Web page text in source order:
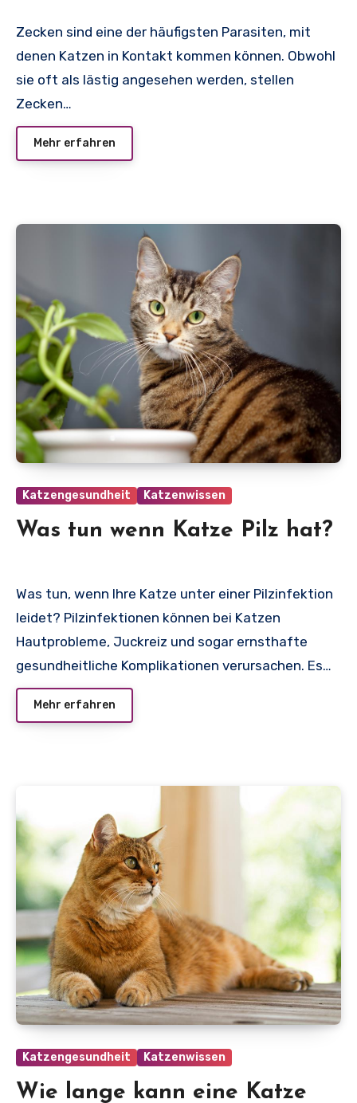
Zecken sind eine der häufigsten Parasiten, mit
denen Katzen in Kontakt kommen können. Obwohl
sie oft als lästig angesehen werden, stellen
Zecken…
Mehr erfahren
Katzengesundheit Katzenwissen
Was tun wenn Katze Pilz hat?
Was tun, wenn Ihre Katze unter einer Pilzinfektion
leidet? Pilzinfektionen können bei Katzen
Hautprobleme, Juckreiz und sogar ernsthafte
gesundheitliche Komplikationen verursachen. Es…
Mehr erfahren
Katzengesundheit Katzenwissen
Wie lange kann eine Katze